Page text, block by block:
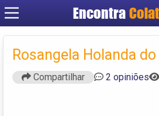
Encontra
Criar
Rosangela Holanda
Compartilhar 2 opiniões